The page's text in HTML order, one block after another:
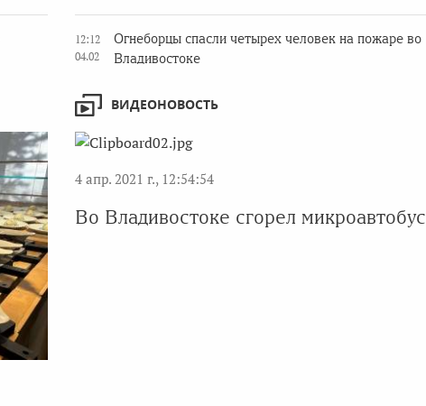
12:12
04.02
Огнеборцы спасли четырех человек на пожаре во
Владивостоке
ВИДЕОНОВОСТЬ
4 апр. 2021 г., 12:54:54
Во Владивостоке сгорел микроавтобус